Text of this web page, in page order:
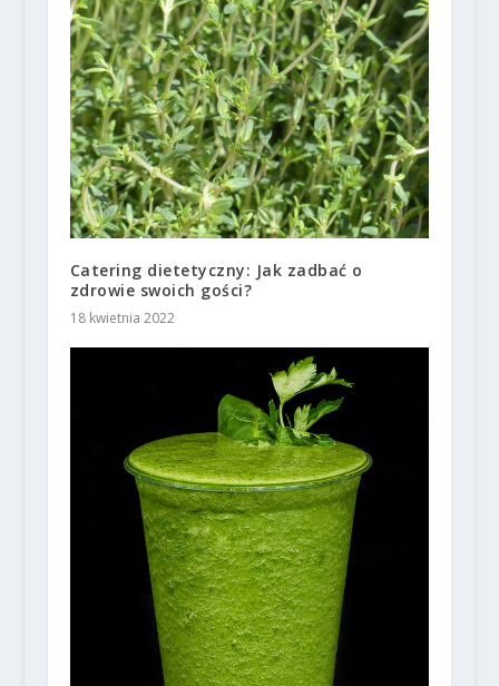
Catering dietetyczny: Jak zadbać o
zdrowie swoich gości?
18 kwietnia 2022